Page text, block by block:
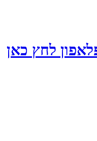
לחץ כאן